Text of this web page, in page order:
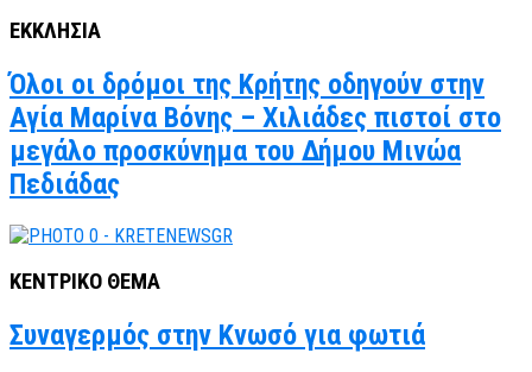
ΕΚΚΛΗΣΙΑ
Όλοι οι δρόμοι της Κρήτης οδηγούν στην
Αγία Μαρίνα Βόνης – Χιλιάδες πιστοί στο
μεγάλο προσκύνημα του Δήμου Μινώα
Πεδιάδας
ΚΕΝΤΡΙΚΟ ΘΕΜΑ
Συναγερμός στην Κνωσό για φωτιά